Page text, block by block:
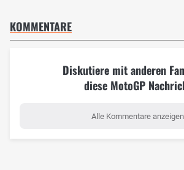
KOMMENTARE
Diskutiere mit anderen
diese MotoGP
Alle Kommentare anzeigen